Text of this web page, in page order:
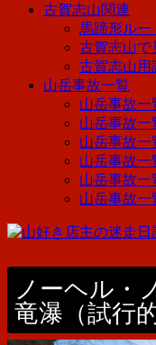
古賀志山関連
馬蹄形ルー
古賀志山で
古賀志山用
山岳事故一覧
山岳事故一
山岳事故一
山岳事故一
山岳事故一
山岳事故一
山岳事故一
ノーヘル・
竜瀑（試行